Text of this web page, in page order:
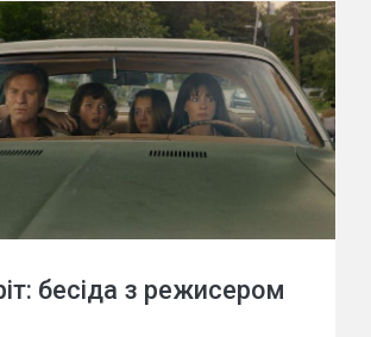
бесіда з режисером